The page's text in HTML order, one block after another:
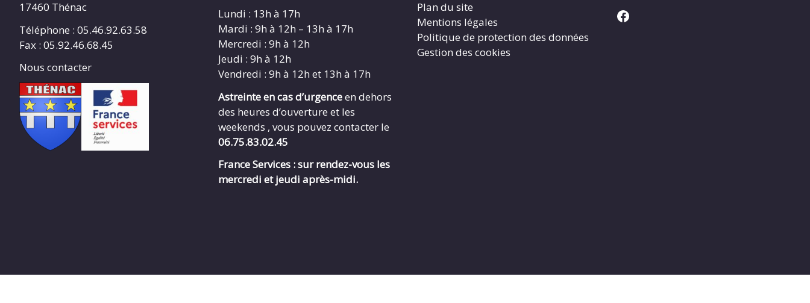
17460 Thénac
Téléphone : 05.46.92.63.58
Fax : 05.92.46.68.45
Nous contacter
Lundi : 13h à 17h
Mardi : 9h à 12h – 13h à 17h
Mercredi : 9h à 12h
Jeudi : 9h à 12h
Vendredi : 9h à 12h et 13h à 17h
Astreinte en cas d’urgenceen dehors
des heures d’ouverture et les
weekends , vous pouvez contacter le
06.75.83.02.45
France Services : sur rendez-vous les
mercredi et jeudi après-midi.
Plan du site
Mentions légales
Politique de protection des données
Gestion des cookies
Facebook